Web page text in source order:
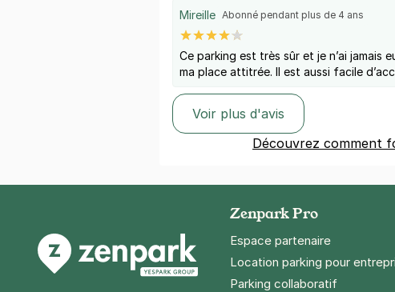
Mireille Abonné pendant plus de 4 ans
Ce parking est très sûr et je n’ai jamais
ma place attitrée. Il est aussi facile
Voir plus d'avis
Découvrez comment
Zenpark Pro
Espace partenaire
Location parking pour
Parking collaboratif